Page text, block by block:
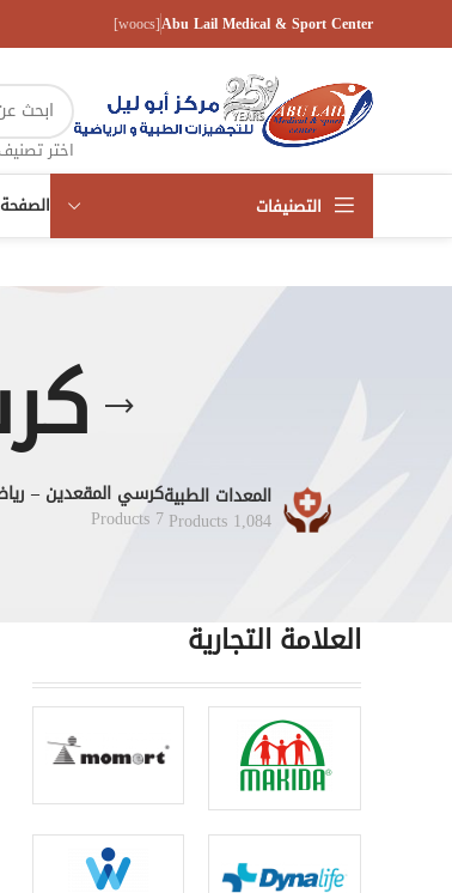
Abu Lail Medical & Sport Center
[woocs]
اختر تصنيف
التصنيفات
المعدات الطبية
1,084 Products
كرسي المقعدين –
7 Products
العلامة التجارية